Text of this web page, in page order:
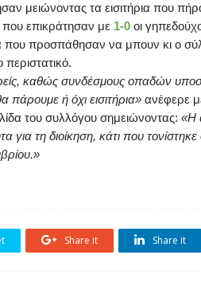
μειώνοντας τα εισιτήρια που
που επικράτησαν με 1-0 οι
που προσπάθησαν να μπουν κι ο
καθώς συνδέσμους οπαδών
πάρουμε ή όχι εισιτήρια» ανέφερε
του συλλόγου σημειώνοντας: «Η
για τη διοίκηση, κάτι που
Share it Share it